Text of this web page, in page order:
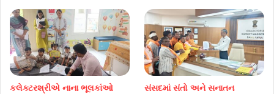
કલેક્ટરશ્રીએ નાના ભૂલકાંઓ
સંસદમાં સંતો અને સનાતન